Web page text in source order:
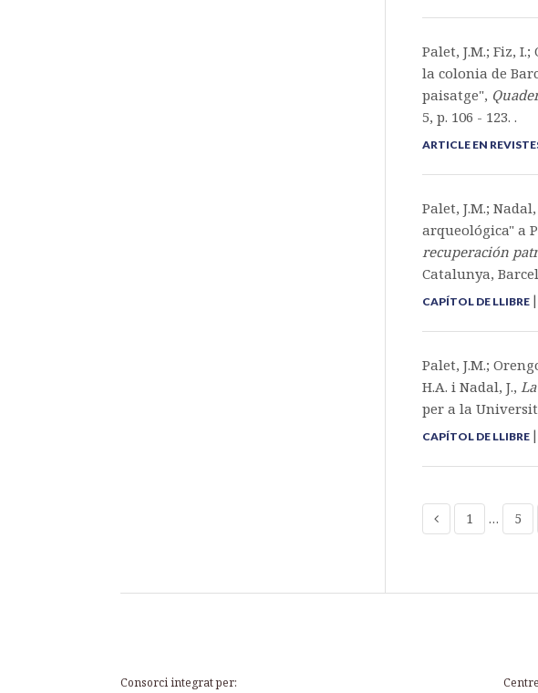
Palet, J.M.; Fiz,
la colonia de
paisatge",
5, p. 106 - 123. .
ARTICLE EN
Palet, J.M.;
arqueológica" a
recuperación
Catalunya,
CAPÍTOL DE LLIBRE |
Palet, J.M.;
H.A. i Nadal, J.,
per a la
CAPÍTOL DE LLIBRE |
1 … 5
Consorci integrat per: